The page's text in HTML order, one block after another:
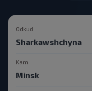
Odkud
Kam